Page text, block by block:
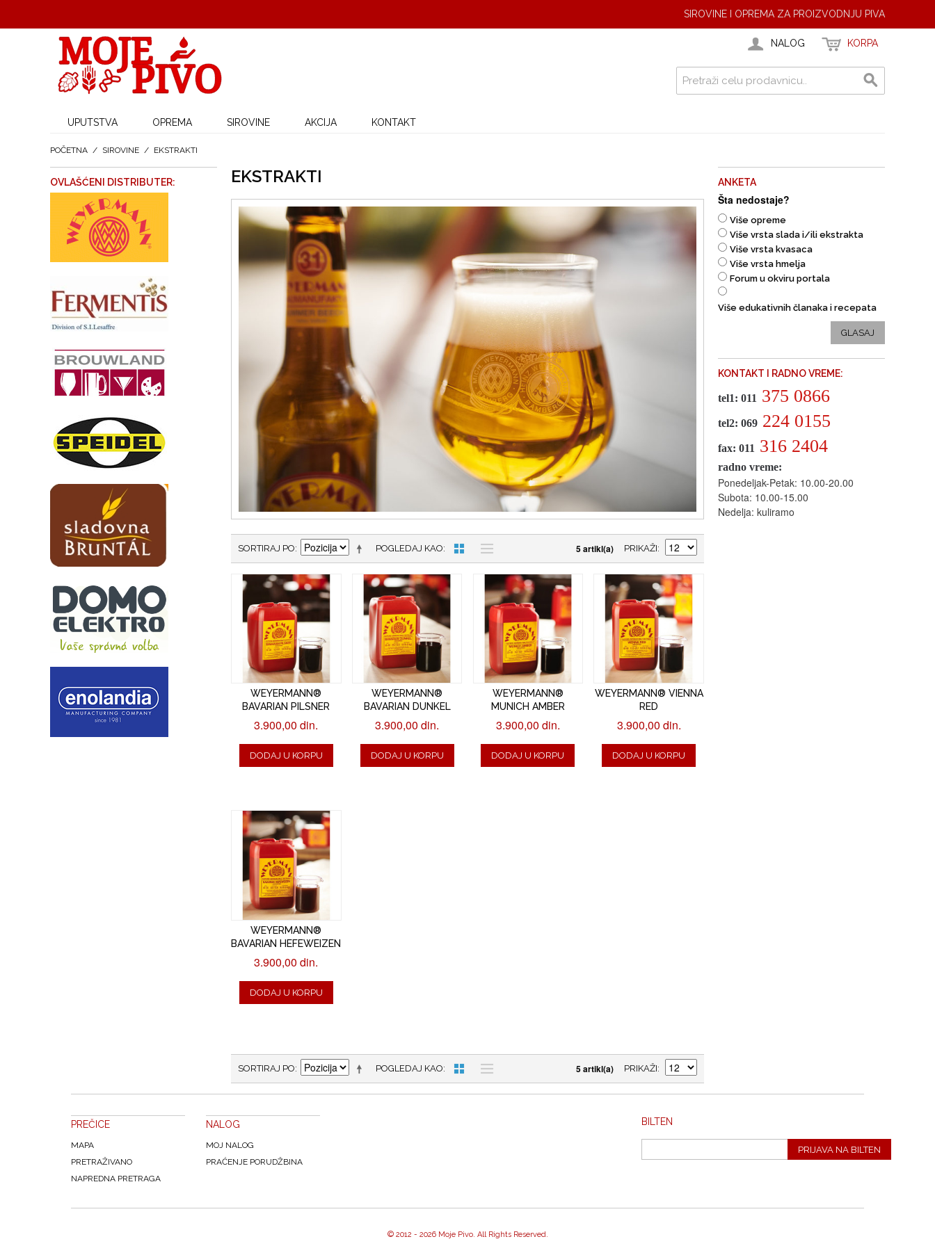
SIROVINE I OPREMA ZA PROIZVODNJU PIVA
NALOG KORPA
UPUTSTVA OPREMA SIROVINE AKCIJA KONTAKT
POČETNA / SIROVINE / EKSTRAKTI
EKSTRAKTI
POGLEDAJ KAO
SORTIRAJ PO 5 artikl(a) PRIKAŽI
WEYERMANN®
BAVARIAN PILSNER
3.900,00 din.
DODAJ U KORPU
WEYERMANN®
BAVARIAN DUNKEL
3.900,00 din.
DODAJ U KORPU
WEYERMANN®
MUNICH AMBER
3.900,00 din.
DODAJ U KORPU
WEYERMANN® VIENNA
RED
3.900,00 din.
DODAJ U KORPU
WEYERMANN®
BAVARIAN HEFEWEIZEN
3.900,00 din.
DODAJ U KORPU
POGLEDAJ KAO
SORTIRAJ PO 5 artikl(a) PRIKAŽI
OVLAŠĆENI DISTRIBUTER: ANKETA
Šta nedostaje?
Više opreme
Više vrsta slada i/ili ekstrakta
Više vrsta kvasaca
Više vrsta hmelja
Forum u okviru portala
Više edukativnih članaka i recepata
GLASAJ
KONTAKT I RADNO VREME:
tel1: 011 375 0866
tel2: 069 224 0155
fax: 011 316 2404
radno vreme:
Ponedeljak-Petak: 10.00-20.00
Subota: 10.00-15.00
Nedelja: kuliramo
BILTEN
PRIJAVA NA BILTEN
PREČICE
MAPA
PRETRAŽIVANO
NAPREDNA PRETRAGA
NALOG
MOJ NALOG
PRAĆENJE PORUDŽBINA
© 2012 - 2026 Moje Pivo. All Rights Reserved.